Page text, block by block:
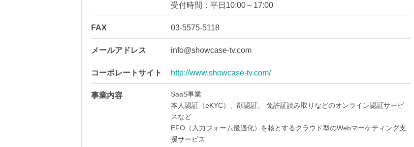
受付時間：平日10:00～17:00
FAX 03-5575-5118
メールアドレス info@showcase-tv.com
コーポレートサイト http://www.showcase-tv.com/
事業内容
SaaS事業
本人認証（eKYC）、顔認証、 免許証読み取りなどのオンライン認証サービ
スなど
EFO（入力フォーム最適化）を核とするクラウド型のWebマーケティング支
援サービス